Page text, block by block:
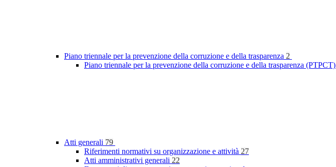
Piano triennale per la prevenzione della corruzione e della trasparenza 2
Piano triennale per la prevenzione della corruzione e della trasparenza (PTPCT)
Atti generali 79
Riferimenti normativi su organizzazione e attività 27
Atti amministrativi generali 22